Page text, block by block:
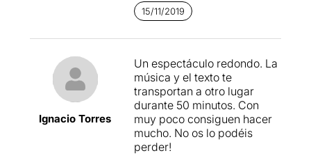
15/11/2019
Ignacio Torres
Un espectáculo redondo. La
música y el texto te
transportan a otro lugar
durante 50 minutos. Con
muy poco consiguen hacer
mucho. No os lo podéis
perder!